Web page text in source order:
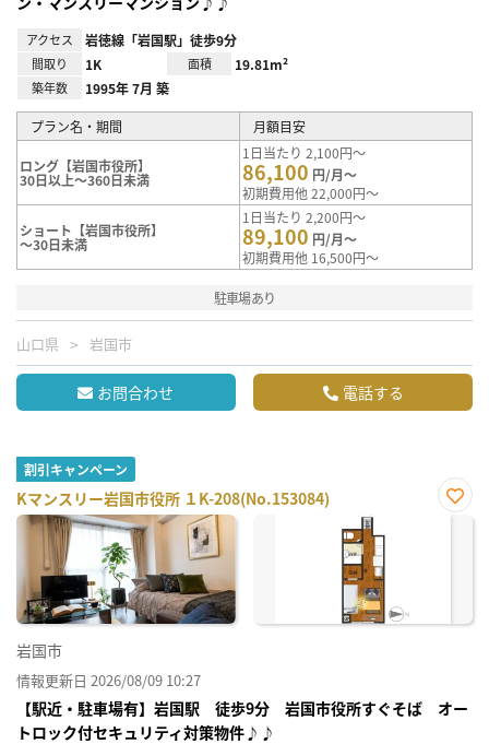
アクセス 岩徳線「岩国駅」徒歩9分
間取り 1K 面積 19.81m²
築年数 1995年 7月 築
プラン名・期間 月額目安
ロング【岩国市役所】
30日以上～360日未満
1日当たり 2,100円～
86,100 円/月～
初期費用他 22,000円～
ショート【岩国市役所】
～30日未満
1日当たり 2,200円～
89,100 円/月～
初期費用他 16,500円～
駐車場あり
山口県 岩国市
お問合わせ 電話する
割引キャンペーン
Kマンスリー岩国市役所 １K-208(No.153084)
お気
岩国市
情報更新日 2026/08/09 10:27
【駅近・駐車場有】岩国駅 徒歩9分 岩国市役所すぐそば オー
トロック付セキュリティ対策物件♪♪